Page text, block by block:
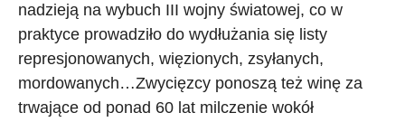
nadzieją na wybuch III wojny światowej, co w
praktyce prowadziło do wydłużania się listy
represjonowanych, więzionych, zsyłanych,
mordowanych…Zwycięzcy ponoszą też winę za
trwające od ponad 60 lat milczenie wokół